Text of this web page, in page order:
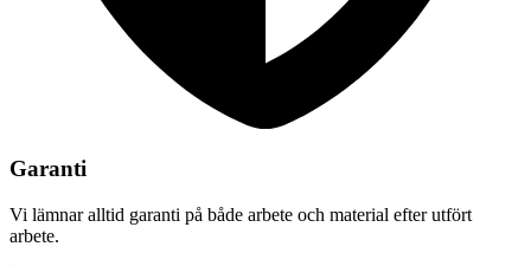
Garanti
Vi lämnar alltid garanti på både arbete och material efter utfört
arbete.